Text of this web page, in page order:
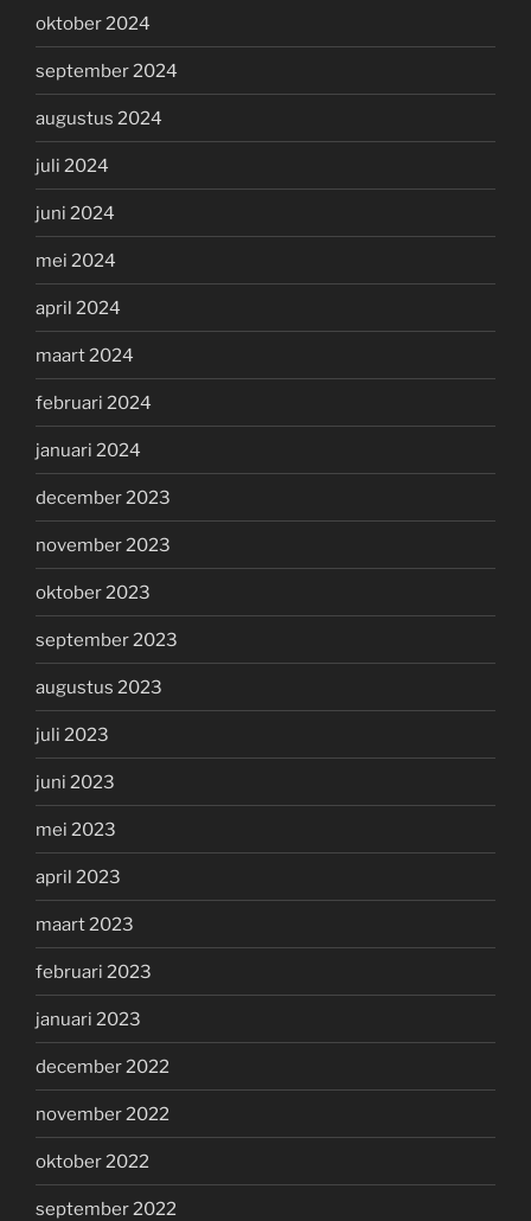
oktober 2024
september 2024
augustus 2024
juli 2024
juni 2024
mei 2024
april 2024
maart 2024
februari 2024
januari 2024
december 2023
november 2023
oktober 2023
september 2023
augustus 2023
juli 2023
juni 2023
mei 2023
april 2023
maart 2023
februari 2023
januari 2023
december 2022
november 2022
oktober 2022
september 2022